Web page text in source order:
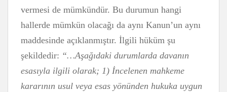
vermesi de mümkündür. Bu durumun hangi
hallerde mümkün olacağı da aynı Kanun’un aynı
maddesinde açıklanmıştır. İlgili hüküm şu
şekildedir: “…Aşağıdaki durumlarda davanın
esasıyla ilgili olarak; 1) İncelenen mahkeme
kararının usul veya esas yönünden hukuka uygun